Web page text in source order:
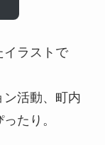
イラストで
ン活動、町内
たり。